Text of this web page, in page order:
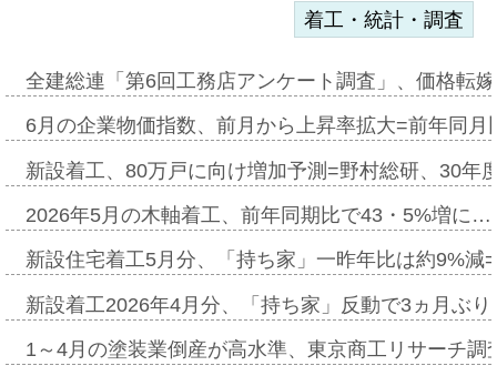
着工・統計・調査
全建総連「第6回工務店アンケート調査」、価格転
6月の企業物価指数、前月から上昇率拡大=前年同
新設着工、80万戸に向け増加予測=野村総研、30年
2026年5月の木軸着工、前年同期比で43・5%増に…
新設住宅着工5月分、「持ち家」一昨年比は約9%
新設着工2026年4月分、「持ち家」反動で3ヵ月ぶ
1～4月の塗装業倒産が高水準、東京商工リサーチ